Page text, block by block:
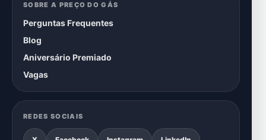
SOBRE A PREÇO DO GÁS
Perguntas Frequentes
Blog
Aniversário Premiado
Vagas
REDES SOCIAIS